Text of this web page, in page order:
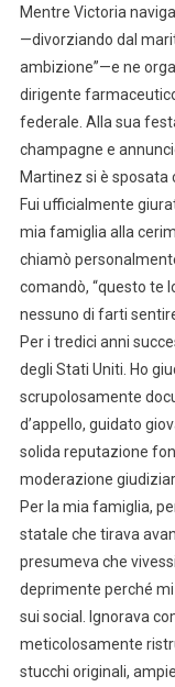
Mentre Victoria
—divorziando dal
ambizione”—e ne
dirigente
federale. Alla sua
champagne e
Martinez si è sposata
Fui ufficialmente
mia famiglia alla
chiamò
comandò, “questo te
nessuno di farti
Per i tredici anni
degli Stati Uniti. Ho
scrupolosamente
d’appello, guidato
solida reputazione
moderazione
Per la mia famiglia,
statale che tirava
presumeva che
deprimente perché
sui social. Ignorava
meticolosamente
stucchi originali,